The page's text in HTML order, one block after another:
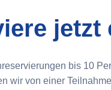
jetzt
bis 10
wir von einer